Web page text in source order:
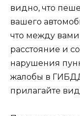
видно, что
вашего
что между
расстояние и
нарушения
жалобы в
прилагайте